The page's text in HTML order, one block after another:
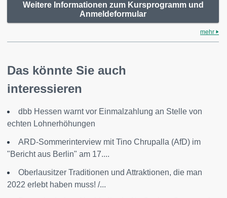
Weitere Informationen zum Kursprogramm und
Anmeldeformular
mehr
Das könnte Sie auch
interessieren
dbb Hessen warnt vor Einmalzahlung an Stelle von
echten Lohnerhöhungen
ARD-Sommerinterview mit Tino Chrupalla (AfD) im
"Bericht aus Berlin" am 17....
Oberlausitzer Traditionen und Attraktionen, die man
2022 erlebt haben muss! /...